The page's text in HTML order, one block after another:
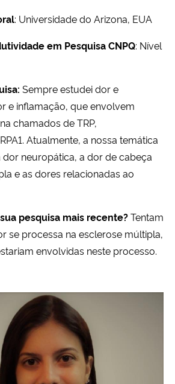
: Universidade do Arizona, EUA
em Pesquisa CNPQ: Nível
Sempre estudei dor e
e inflamação, que envolvem
chamados de TRP,
Atualmente, a nossa temática
neuropática, a dor de cabeça
easdores relacionadas ao
pesquisa mais recente?Tentam
se processa na esclerose múltipla,
envolvidas neste processo.